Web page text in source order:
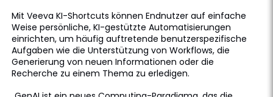
Mit Veeva KI-Shortcuts können Endnutzer auf einfache
Weise persönliche, KI-gestützte Automatisierungen
einrichten, um häufig auftretende benutzerspezifische
Aufgaben wie die Unterstützung von Workflows, die
Generierung von neuen Informationen oder die
Recherche zu einem Thema zu erledigen.